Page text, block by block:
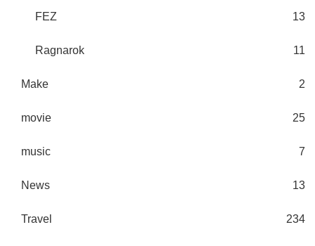
FEZ 13
Ragnarok 11
Make 2
movie 25
music 7
News 13
Travel 234